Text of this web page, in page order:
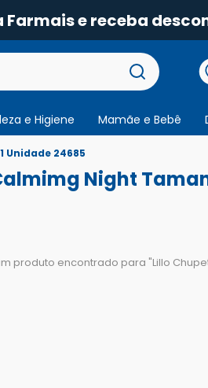
Farmais e receba
e Higiene Mamãe e Bebê
Unidade 24685
Night
produto encontrado para "Lillo